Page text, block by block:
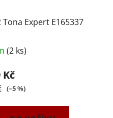
Expert E165337
(2 ks)
Kč
(–5 %)